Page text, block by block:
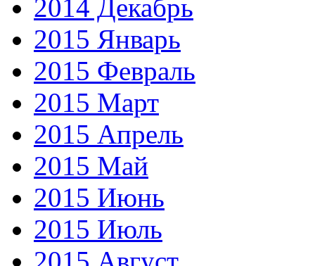
2014 Декабрь
2015 Январь
2015 Февраль
2015 Март
2015 Апрель
2015 Май
2015 Июнь
2015 Июль